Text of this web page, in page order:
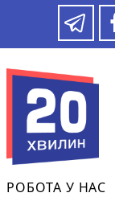
РОБОТА У НАС